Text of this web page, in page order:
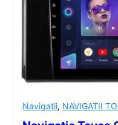
Navigatii, NAVIGATII